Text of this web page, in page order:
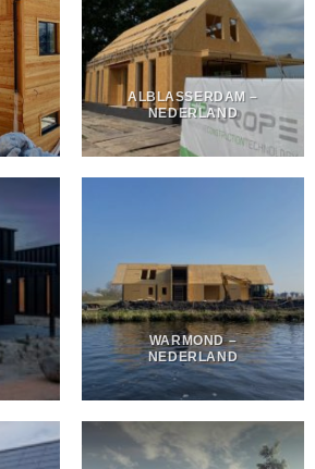
ALBLASSERDAM –
NEDERLAND
WARMOND –
NEDERLAND